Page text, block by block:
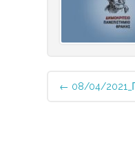
Post
navigation
← 08/04/